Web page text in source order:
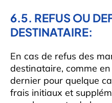
6.5. REFUS OU
DESTINATAIRE:
En cas de refus des
destinataire, comme
dernier pour quelque
frais initiaux et